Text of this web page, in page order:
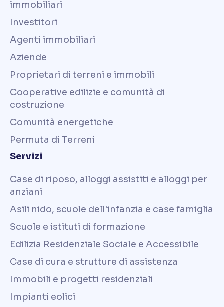
immobiliari
Investitori
Agenti immobiliari
Aziende
Proprietari di terreni e immobili
Cooperative edilizie e comunità di
costruzione
Comunità energetiche
Permuta di Terreni
Servizi
Case di riposo, alloggi assistiti e alloggi per
anziani
Asili nido, scuole dell'infanzia e case famiglia
Scuole e istituti di formazione
Edilizia Residenziale Sociale e Accessibile
Case di cura e strutture di assistenza
Immobili e progetti residenziali
Impianti eolici